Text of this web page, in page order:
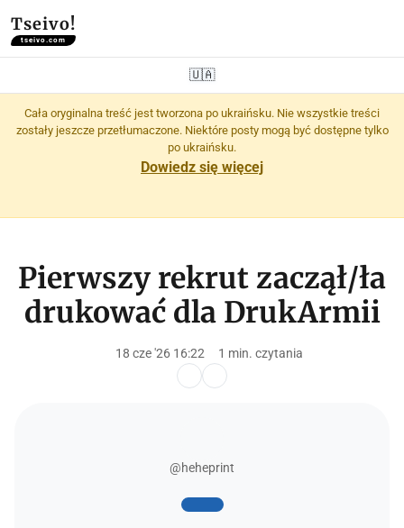
Tseivo!
tseivo.com
🇺🇦
Cała oryginalna treść jest tworzona po ukraińsku. Nie wszystkie treści
zostały jeszcze przetłumaczone. Niektóre posty mogą być dostępne tylko
po ukraińsku.
Dowiedz się więcej
Pierwszy rekrut zaczął/ła
drukować dla DrukArmii
18 cze '26 16:22 1 min. czytania
@heheprint